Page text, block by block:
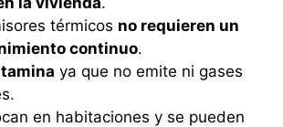
térmicos no requieren un
continuo.
ya que no emite ni gases
en habitaciones y se pueden